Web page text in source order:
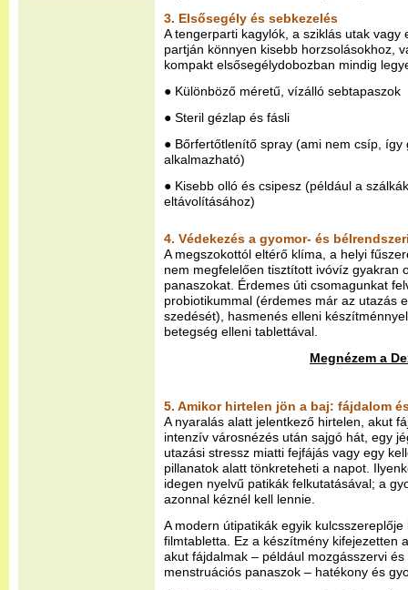
3. Elsősegély és sebkezelés
A tengerparti kagylók, a sziklás utak
partján könnyen kisebb horzsolásokhoz,
kompakt elsősegélydobozban mindig
● Különböző méretű, vízálló sebtapaszok
● Steril gézlap és fásli
● Bőrfertőtlenítő spray (ami nem csíp, így
alkalmazható)
● Kisebb olló és csipesz (például a
eltávolításához)
4. Védekezés a gyomor- és
A megszokottól eltérő klíma, a helyi
nem megfelelően tisztított ivóvíz gyakran
panaszokat. Érdemes úti csomagunkat
probiotikummal (érdemes már az utazás
szedését), hasmenés elleni
betegség elleni tablettával.
Megnézem a
5. Amikor hirtelen jön a baj: fájdalom
A nyaralás alatt jelentkező hirtelen, akut
intenzív városnézés után sajgó hát, egy
utazási stressz miatti fejfájás vagy egy
pillanatok alatt tönkreteheti a napot.
idegen nyelvű patikák felkutatásával; a
azonnal kéznél kell lennie.
A modern útipatikák egyik
filmtabletta. Ez a készítmény kifejezetten
akut fájdalmak – például mozgásszervi
menstruációs panaszok – hatékony és